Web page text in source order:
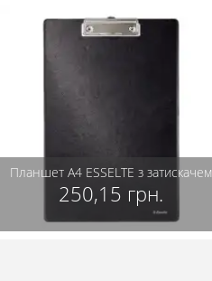
Планшет А4 ESSELTE з затискачем
250,15 грн.